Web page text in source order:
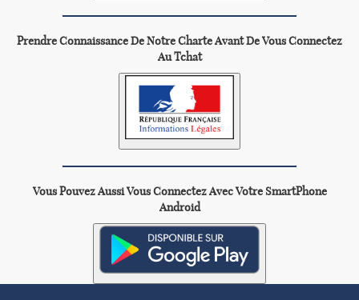
Prendre Connaissance De Notre Charte Avant De Vous Connectez
Au Tchat
Vous Pouvez Aussi Vous Connectez Avec Votre SmartPhone
Android